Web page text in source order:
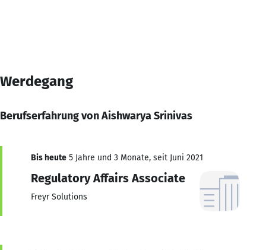
Werdegang
Berufserfahrung von Aishwarya Srinivas
Bis heute 5 Jahre und 3 Monate, seit Juni 2021
Regulatory Affairs Associate
Freyr Solutions